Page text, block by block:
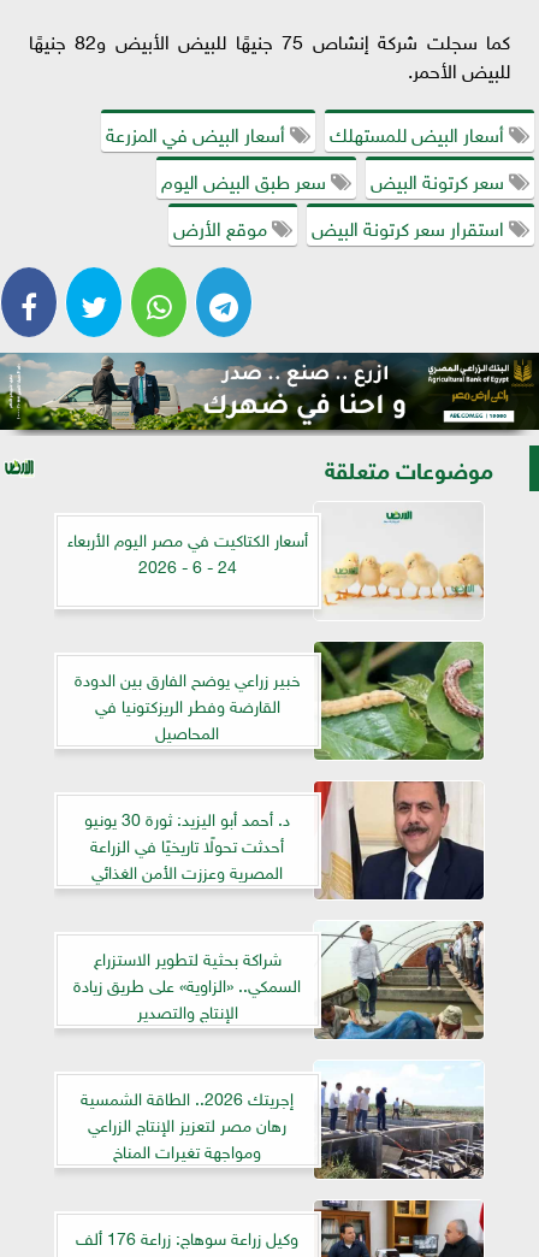
كما سجلت شركة إنشاص 75 جنيهًا للبيض الأبيض و82 جنيهًا
للبيض الأحمر.
أسعار البيض للمستهلك
أسعار البيض في المزرعة
سعر كرتونة البيض
سعر طبق البيض اليوم
استقرار سعر كرتونة البيض
موقع الأرض
موضوعات متعلقة
أسعار الكتاكيت في مصر اليوم الأربعاء
24 - 6 - 2026
خبير زراعي يوضح الفارق بين الدودة
القارضة وفطر الريزكتونيا في
المحاصيل
د. أحمد أبو اليزيد: ثورة 30 يونيو
أحدثت تحولًا تاريخيًا في الزراعة
المصرية وعززت الأمن الغذائي
شراكة بحثية لتطوير الاستزراع
السمكي.. «الزاوية» على طريق زيادة
الإنتاج والتصدير
إجريتك 2026.. الطاقة الشمسية
رهان مصر لتعزيز الإنتاج الزراعي
ومواجهة تغيرات المناخ
وكيل زراعة سوهاج: زراعة 176 ألف